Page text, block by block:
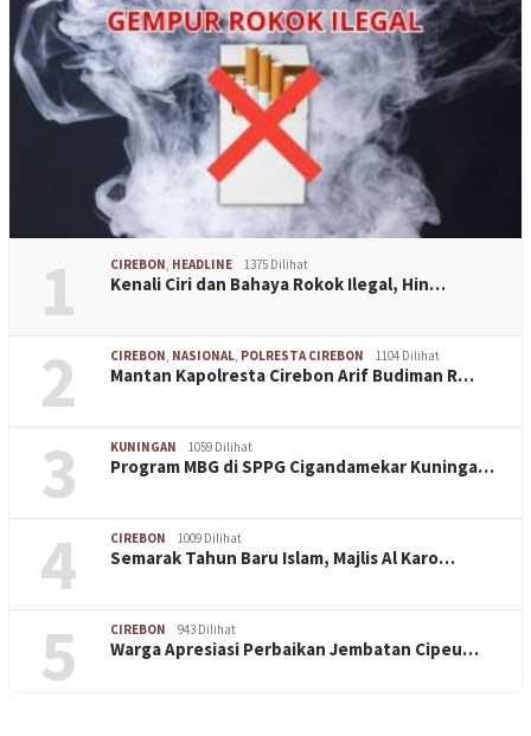
1 CIREBON HEADLINE 1375 Dilihat
Kenali Ciri dan Bahaya Rokok Ilegal, Hin…
2 CIREBON NASIONAL POLRESTA CIREBON 1104 Dilihat
Mantan Kapolresta Cirebon Arif Budiman R…
3 KUNINGAN 1059 Dilihat
Program MBG di SPPG Cigandamekar Kuninga…
4 CIREBON 1009 Dilihat
Semarak Tahun Baru Islam, Majlis Al Karo…
5 CIREBON 943 Dilihat
Warga Apresiasi Perbaikan Jembatan Cipeu…